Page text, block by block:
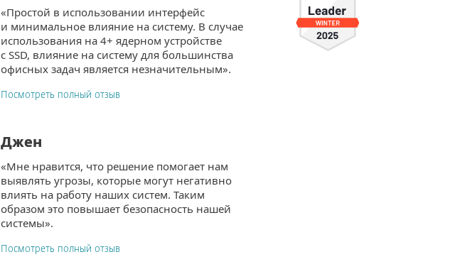
«Простой в использовании интерфейс
и минимальное влияние на систему. В случае
использования на 4+ ядерном устройстве
с SSD, влияние на систему для большинства
офисных задач является незначительным».
Посмотреть полный отзыв
Джен
«Мне нравится, что решение помогает нам
выявлять угрозы, которые могут негативно
влиять на работу наших систем. Таким
образом это повышает безопасность нашей
системы».
Посмотреть полный отзыв